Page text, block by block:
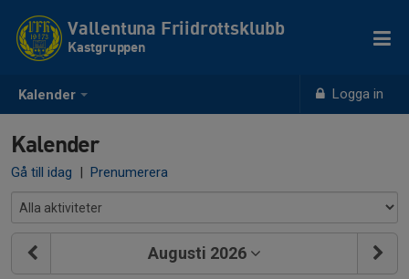
Kalender Logga in
Vallentuna Friidrottsklubb
Kastgruppen
Kalender
Gå till idag | Prenumerera
Augusti 2026